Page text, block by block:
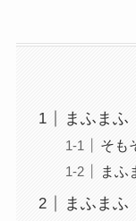
まふま
そも
ま
まふま